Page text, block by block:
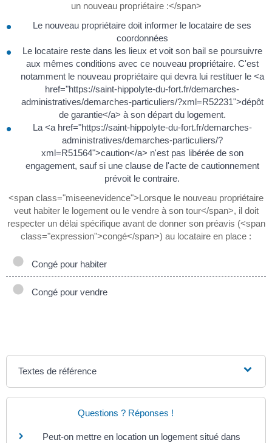
un nouveau propriétaire :</span>
Le nouveau propriétaire doit informer le locataire de ses
coordonnées
Le locataire reste dans les lieux et voit son bail se poursuivre
aux mêmes conditions avec ce nouveau propriétaire. C'est
notamment le nouveau propriétaire qui devra lui restituer le <a
href="https://saint-hippolyte-du-fort.fr/demarches-
administratives/demarches-particuliers/?xml=R52231">dépôt
de garantie</a> à son départ du logement.
La <a href="https://saint-hippolyte-du-fort.fr/demarches-
administratives/demarches-particuliers/?
xml=R51564">caution</a> n'est pas libérée de son
engagement, sauf si une clause de l'acte de cautionnement
prévoit le contraire.
<span class="miseenevidence">Lorsque le nouveau propriétaire
veut habiter le logement ou le vendre à son tour</span>, il doit
respecter un délai spécifique avant de donner son préavis (<span
class="expression">congé</span>) au locataire en place :
Congé pour habiter
Congé pour vendre
Textes de référence
Questions ? Réponses !
Peut-on mettre en location un logement situé dans